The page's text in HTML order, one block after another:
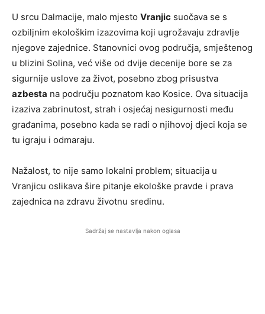
U srcu Dalmacije, malo mjesto Vranjic suočava se s
ozbiljnim ekološkim izazovima koji ugrožavaju zdravlje
njegove zajednice. Stanovnici ovog područja, smještenog
u blizini Solina, već više od dvije decenije bore se za
sigurnije uslove za život, posebno zbog prisustva
azbesta na području poznatom kao Kosice. Ova situacija
izaziva zabrinutost, strah i osjećaj nesigurnosti među
građanima, posebno kada se radi o njihovoj djeci koja se
tu igraju i odmaraju.
Nažalost, to nije samo lokalni problem; situacija u
Vranjicu oslikava šire pitanje ekološke pravde i prava
zajednica na zdravu životnu sredinu.
Sadržaj se nastavlja nakon oglasa